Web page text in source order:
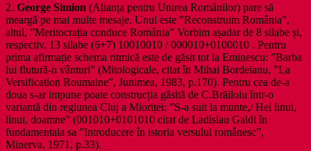
2. George Simion (Alianța pentru Unirea Românilor) pare să
meargă pe mai multe mesaje. Unul este ”Reconstruim România”,
altul, ”Meritocrația conduce România” Vorbim așadar de 8 silabe și,
respectiv, 13 silabe (6+7) 10010010 / 000010+0100010 . Pentru
prima afirmație schema ritmică este de găsit tot la Eminescu: ”Barba
lui flutură-n vânturi” (Mitologicale, citat în Mihai Bordeianu, ”La
Versification Roumaine”, Junimea, 1983, p.170). Pentru cea de-a
doua s-ar impune poate construcția găsită de C.Brăiloiu într-o
variantă din regiunea Cluj a Mioriței: ”S-a suit la munte,/ Hei linui,
linui, doamne” (001010+0101010 citat de Ladislau Galdi în
fundamentala sa ”Introducere în istoria versului românesc”,
Minerva, 1971, p.33).